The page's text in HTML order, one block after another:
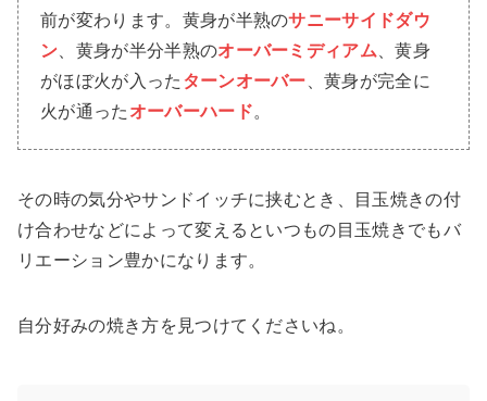
前が変わります。黄身が半熟のサニーサイドダウ
ン 、黄身が半分半熟のオーバーミディアム 、黄身
がほぼ火が入った ターンオーバー 、黄身が完全に
火が通った オーバーハード。
その時の気分やサンドイッチに挟むとき、目玉焼きの付
け合わせなどによって変えるといつもの目玉焼きでもバ
リエーション豊かになります。
自分好みの焼き方を見つけてくださいね。